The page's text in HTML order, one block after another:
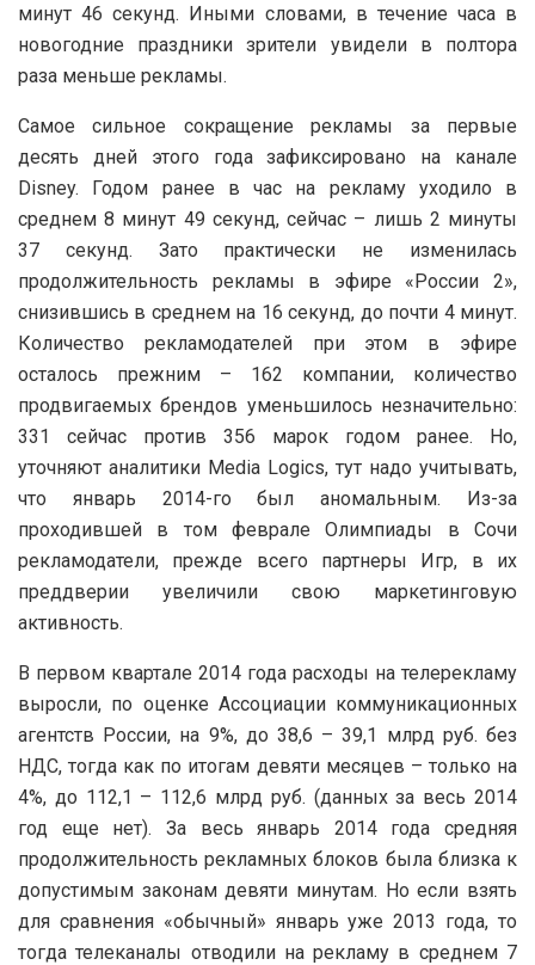
минут 46 секунд. Иными словами, в течение часа в
новогодние праздники зрители увидели в полтора
раза меньше рекламы.
Самое сильное сокращение рекламы за первые
десять дней этого года зафиксировано на канале
Disney. Годом ранее в час на рекламу уходило в
среднем 8 минут 49 секунд, сейчас – лишь 2 минуты
37 секунд. Зато практически не изменилась
продолжительность рекламы в эфире «России 2»,
снизившись в среднем на 16 секунд, до почти 4 минут.
Количество рекламодателей при этом в эфире
осталось прежним – 162 компании, количество
продвигаемых брендов уменьшилось незначительно:
331 сейчас против 356 марок годом ранее. Но,
уточняют аналитики Media Logics, тут надо учитывать,
что январь 2014-го был аномальным. Из-за
проходившей в том феврале Олимпиады в Сочи
рекламодатели, прежде всего партнеры Игр, в их
преддверии увеличили свою маркетинговую
активность.
В первом квартале 2014 года расходы на телерекламу
выросли, по оценке Ассоциации коммуникационных
агентств России, на 9%, до 38,6 – 39,1 млрд руб. без
НДС, тогда как по итогам девяти месяцев – только на
4%, до 112,1 – 112,6 млрд руб. (данных за весь 2014
год еще нет). За весь январь 2014 года средняя
продолжительность рекламных блоков была близка к
допустимым законам девяти минутам. Но если взять
для сравнения «обычный» январь уже 2013 года, то
тогда телеканалы отводили на рекламу в среднем 7